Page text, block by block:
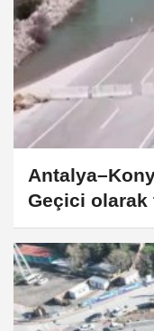
Geçici olarak